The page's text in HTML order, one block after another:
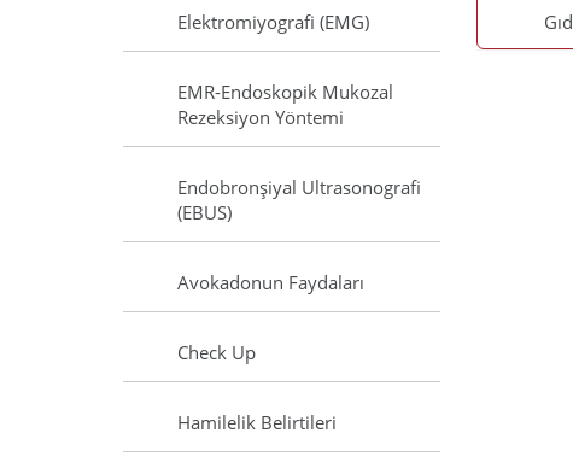
Elektromiyografi (EMG)
EMR-Endoskopik Mukozal
Rezeksiyon Yöntemi
Endobronşiyal Ultrasonografi
(EBUS)
Avokadonun Faydaları
Check Up
Hamilelik Belirtileri